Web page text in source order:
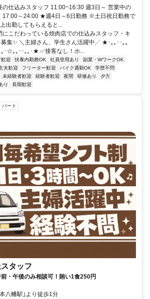
の仕込みスタッフ 11:00~16:30 週3日～ 営業中の
17:00～24:00 ★週4日～6日勤務 ※土日祝日勤務で
出勤してもらえると...
にこだわっている焼肉店での仕込みスタッフ・キ
集✨ ＼主婦さん、学生さん活躍中╱ ★･｡｡･･｡｡
･☆｡｡･･｡｡･★ ✅接客なし！ホ...
迎 扶養内勤務OK 社員登用あり
副業・WワークOK
夫歓迎 フリーター歓迎 バイク通勤OK
学歴不問
未経験者歓迎 経験者歓迎 夜間 研修あり
夕方
り 長期歓迎
パート
タッフ
・午後のみ相談可！賄い1食250円
八幡駅｣より徒歩1分